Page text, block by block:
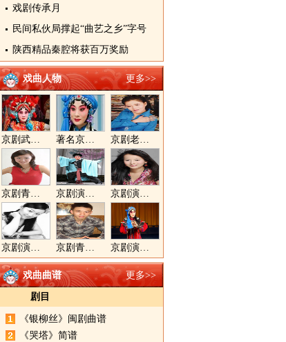
戏剧传承月
民间私伙局撑起“曲艺之乡”字号
陕西精品秦腔将获百万奖励
更多>>
戏曲人物
京剧武旦演员李静文 著名京剧演员李海燕 京剧老生演员胡晓楠
京剧青衣演员周利 京剧演员郝帅 京剧演员王奕戈
京剧演员陈晓霞 京剧青年演员郝杰 京剧演员张美超
更多>>
戏曲曲谱
剧目
《银柳丝》闽剧曲谱
《哭塔》简谱